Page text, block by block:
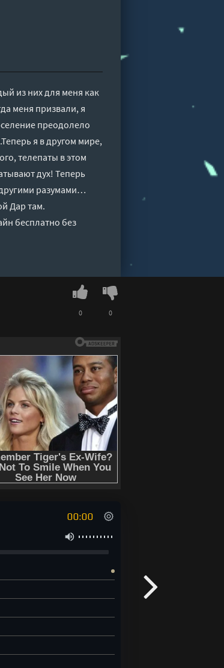
из них для меня как
меня призвали, я
преодолело
я в другом мире,
телепаты в этом
дух! Теперь
разумами…
Дар там.
бесплатно без
0 0
00:00